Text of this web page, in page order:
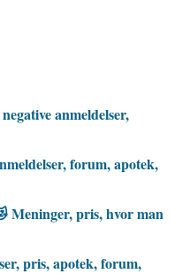
anmeldelser,
forum, apotek,
Meninger, pris, hvor man
pris, apotek, forum,